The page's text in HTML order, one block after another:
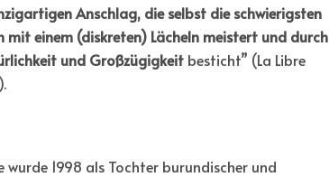
Anschlag, die selbst die schwierigsten
mit einem (diskreten) Lächeln meistert und durch
und Großzügigkeit besticht” (La Libre
wurde 1998 als Tochter burundischer und